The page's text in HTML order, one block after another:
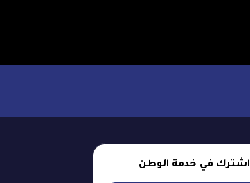
اشترك في خدمة الوطن